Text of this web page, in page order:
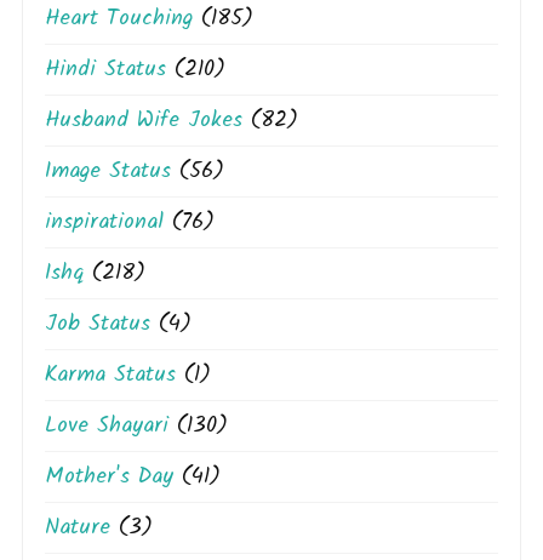
Heart Touching (185)
Hindi Status (210)
Husband Wife Jokes (82)
Image Status (56)
inspirational (76)
Ishq (218)
Job Status (4)
Karma Status (1)
Love Shayari(130)
Mother's Day (41)
Nature (3)